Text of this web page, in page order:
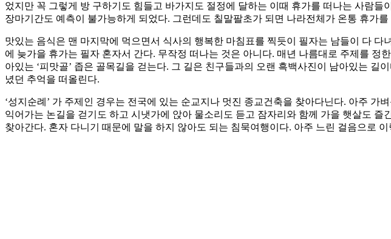
었지만 꼭 그렇게 방 구하기도 힘들고 바가지도 절정에 달하는 이때 휴가를 떠나는 사람
장마기간도 예측이 불가능하게 되었다. 그런데도 칠말팔초가 되면 나라전체가 온통 휴가
맛있는 음식은 맨 마지막에 먹으면서 식사의 행복한 마침표를 찍듯이 필자는 남들이 다
에 늦가을 휴가는 필자 혼자서 간다. 무작정 떠나는 것은 아니다. 매년 나름대로 주제를 정
아있는 ‘피맛골’ 좁은 골목길을 걷는다. 그 길은 친구들과의 오랜 흑백사진이 남아있는
녔던 추억을 떠올린다.
‘성지순례’ 가 주제인 경우는 전국에 있는 순교지나 멋진 종교건축을 찾아다닌다. 아주
익어가는 논길을 걷기도 하고 시냇가에 앉아 물소리도 듣고 잠자리와 함께 가을 햇살도
찾아간다. 혼자 다니기 때문에 말을 하지 않아도 되는 침묵여행이다. 아주 느린 걸음으로